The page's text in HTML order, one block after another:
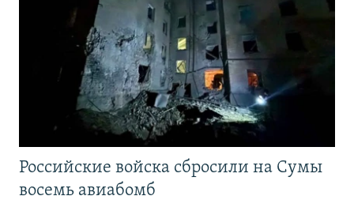
Российские войска сбросили на Сумы
восемь авиабомб